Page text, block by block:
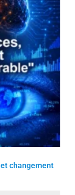
changement